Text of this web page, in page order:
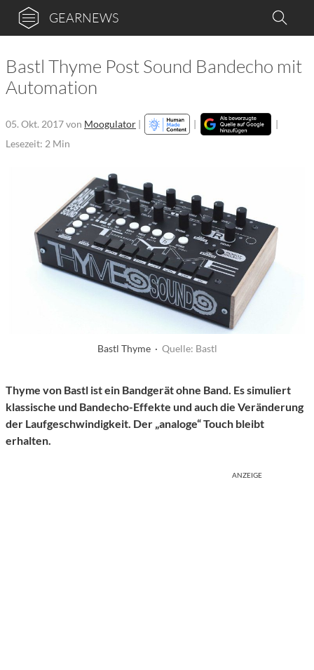
GEARNEWS
Bastl Thyme Post Sound Bandecho mit
Automation
05. Okt. 2017von Moogulator | |
|
Lesezeit: 2 Min
Bastl Thyme · Quelle: Bastl
Thyme von Bastl ist ein Bandgerät ohne Band. Es simuliert
klassische und Bandecho-Effekte und auch die Veränderung
der Laufgeschwindigkeit. Der „analoge“ Touch bleibt
erhalten.
ANZEIGE